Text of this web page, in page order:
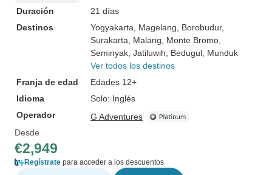
Duración
21 días
Destinos
Yogyakarta , Magelang , Borobudur,
Surakarta , Malang , Monte Bromo
Seminyak , Jatiluwih , Bedugul , Munduk
Ver todos los destinos
Franja de edad
Edades 12+
Idioma
Solo: Inglés
Operador
G Adventures
Desde
€2,949
Regístrate para acceder a los descuentos